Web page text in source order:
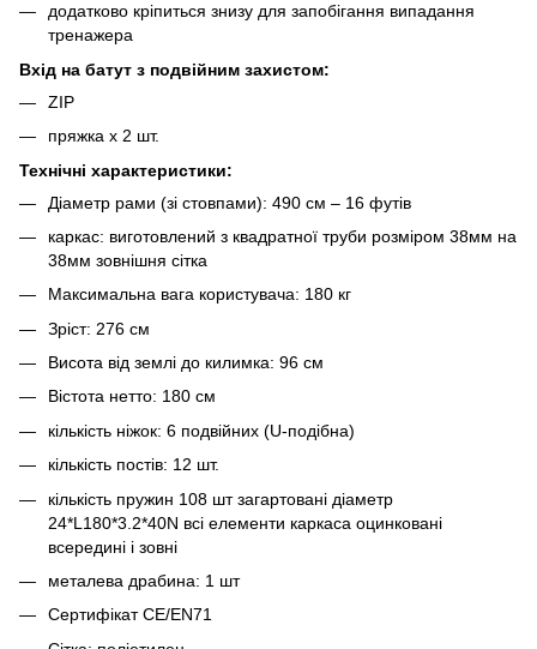
додатково кріпиться знизу для запобігання випадання
тренажера
Вхід на батут з подвійним захистом:
ZIP
пряжка х 2 шт.
Технічні характеристики:
Діаметр рами (зі стовпами): 490 см – 16 футів
каркас: виготовлений з квадратної труби розміром 38мм на
38мм зовнішня сітка
Максимальна вага користувача: 180 кг
Зріст: 276 см
Висота від землі до килимка: 96 см
Вістота нетто: 180 см
кількість ніжок: 6 подвійних (U-подібна)
кількість постів: 12 шт.
кількість пружин 108 шт загартовані діаметр
24*L180*3.2*40N всі елементи каркаса оцинковані
всередині і зовні
металева драбина: 1 шт
Сертифікат CE/EN71